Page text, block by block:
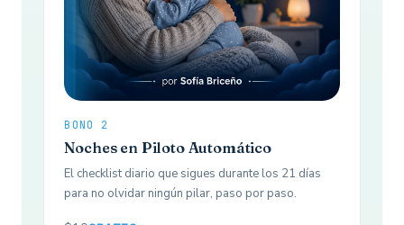
BONO 2
Noches en Piloto Automático
El checklist diario que sigues durante los 21 días
para no olvidar ningún pilar, paso por paso.